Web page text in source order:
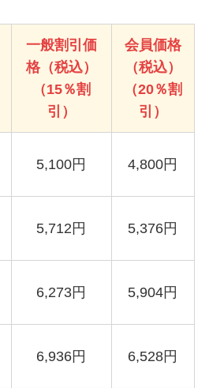
一般割引価
格（税込）
（15％割
引）
会員価格
（税込）
（20％割
引）
5,100円 4,800円
5,712円 5,376円
6,273円 5,904円
6,936円 6,528円